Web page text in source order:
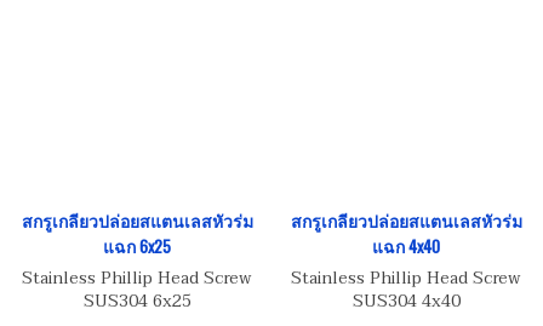
สกรูเกลียวปล่อยสแตนเลสหัวร่ม
แฉก 6x25
Stainless Phillip Head Screw
SUS304 6x25
สกรูเกลียวปล่อยสแตนเลสหัวร่ม
แฉก 4x40
Stainless Phillip Head Screw
SUS304 4x40